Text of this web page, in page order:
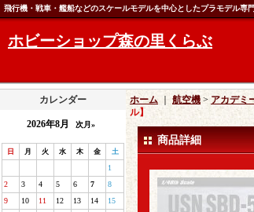
飛行機・戦車・艦船などのスケールモデルを中心としたプラモデル専
ホビーショップ森の里くらぶ
カレンダー
2026年8月 次月»
日 月 火 水 木 金 土
1
2
3 4 5 6 7
8
9
10 11 12 13 14
15
ホーム 航空機 > アカデミ
ル】
商品詳細